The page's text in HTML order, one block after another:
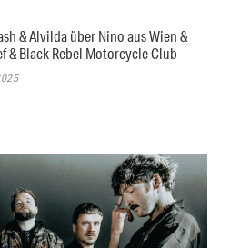
& Alvilda über Nino aus Wien &
& Black Rebel Motorcycle Club